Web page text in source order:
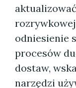
odniesienie
procesów
dostaw,
narzędzi